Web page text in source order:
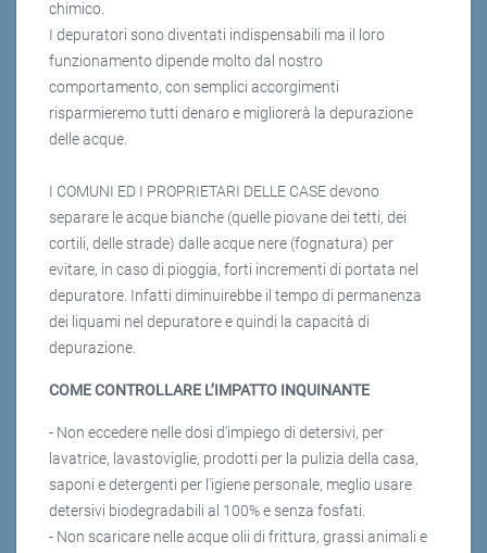
chimico.
I depuratori sono diventati indispensabili ma il loro
funzionamento dipende molto dal nostro
comportamento, con semplici accorgimenti
risparmieremo tutti denaro e migliorerà la depurazione
delle acque.
I COMUNI ED I PROPRIETARI DELLE CASE devono
separare le acque bianche (quelle piovane dei tetti, dei
cortili, delle strade) dalle acque nere (fognatura) per
evitare, in caso di pioggia, forti incrementi di portata nel
depuratore. Infatti diminuirebbe il tempo di permanenza
dei liquami nel depuratore e quindi la capacità di
depurazione.
COME CONTROLLARE L’IMPATTO INQUINANTE
- Non eccedere nelle dosi d'impiego di detersivi, per
lavatrice, lavastoviglie, prodotti per la pulizia della casa,
saponi e detergenti per l'igiene personale, meglio usare
detersivi biodegradabili al 100% e senza fosfati.
- Non scaricare nelle acque olii di frittura, grassi animali e